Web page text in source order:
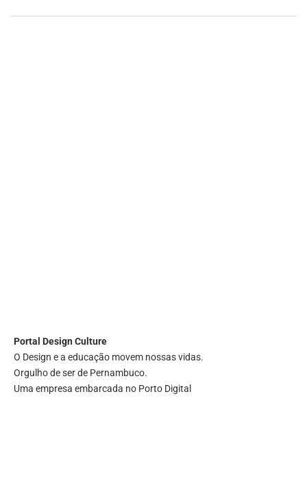
Portal Design Culture
O Design e a educação movem nossas vidas.
Orgulho de ser de Pernambuco.
Uma empresa embarcada no Porto Digital